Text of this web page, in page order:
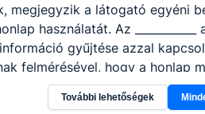
megjegyzik a látogató egyéni
használatát. Az ___________
gyűjtése azzal
felmérésével, hogy a honlap
így megtudhatjuk, hogyan
élményt, ha ismét
További lehetőségek